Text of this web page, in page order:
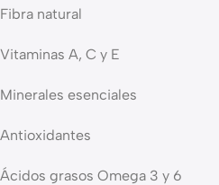
Fibra natural
Vitaminas A, C y E
Minerales esenciales
Antioxidantes
Ácidos grasos Omega 3 y 6